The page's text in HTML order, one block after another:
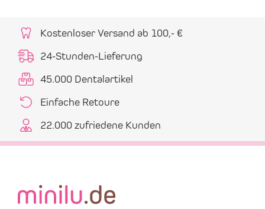
Kostenloser Versand ab 100,- €
24-Stunden-Lieferung
45.000 Dentalartikel
Einfache Retoure
22.000 zufriedene Kunden